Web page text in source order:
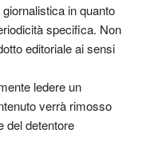
in quanto
specifica. Non
editoriale ai sensi
ledere un
verrà rimosso
del detentore